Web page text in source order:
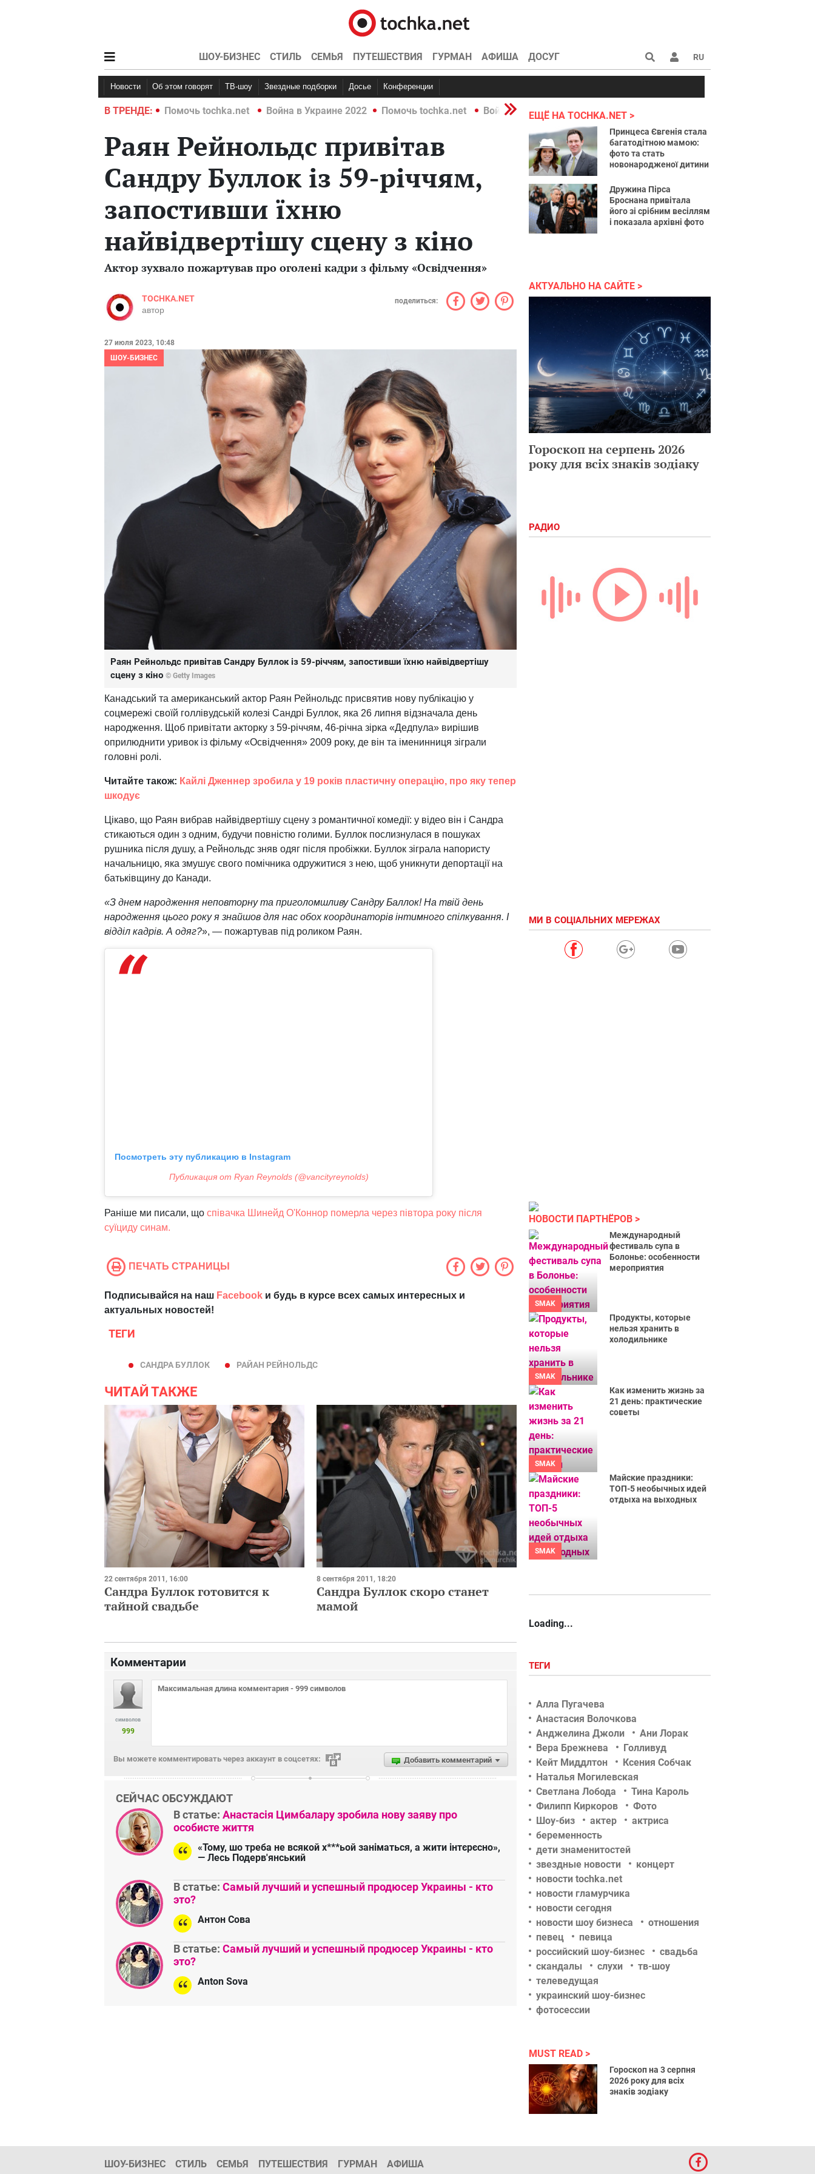
ШОУ-БИЗНЕС СТИЛЬ СЕМЬЯ ПУТЕШЕСТВИЯ ГУРМАН АФИША ДОСУГ RU
Новости Об этом говорят ТВ-шоу Звездные подборки Досье Конференции
В ТРЕНДЕ:
Война в Украине 2022 Помочь tochka.net Война в Украине 2022 Помочь tochka.net Война в Украине 2022
Раян Рейнольдс привітав
Сандру Буллок із 59-річчям,
запостивши їхню
найвідвертішу сцену з кіно
Актор зухвало пожартував про оголені кадри з фільму «Освідчення»
TOCHKA.NET
автор
поделиться:
27 июля 2023, 10:48
ШОУ-БИЗНЕС
Раян Рейнольдс привітав Сандру Буллок із 59-річчям, запостивши їхню найвідвертішу
сцену з кіно © Getty Images
Канадський та американський актор Раян Рейнольдс присвятив нову публікацію у
соцмережі своїй голлівудській колезі Сандрі Буллок, яка 26 липня відзначала день
народження. Щоб привітати акторку з 59-річчям, 46-річна зірка «Дедпула» вирішив
оприлюднити уривок із фільму «Освідчення» 2009 року, де він та іменинниця зіграли
головні ролі.
Читайте також: Кайлі Дженнер зробила у 19 років пластичну операцію, про яку тепер
шкодує
Цікаво, що Раян вибрав найвідвертішу сцену з романтичної комедії: у відео він і Сандра
стикаються один з одним, будучи повністю голими. Буллок послизнулася в пошуках
рушника після душу, а Рейнольдс зняв одяг після пробіжки. Буллок зіграла напористу
начальницю, яка змушує свого помічника одружитися з нею, щоб уникнути депортації на
батьківщину до Канади.
«З днем народження неповторну та приголомшливу Сандру Баллок! На твій день
народження цього року я знайшов для нас обох координаторів інтимного спілкування. І
відділ кадрів. А одяг?», — пожартував під роликом Раян.
Посмотреть эту публикацию в Instagram
Публикация от Ryan Reynolds (@vancityreynolds)
Раніше ми писали, що співачка Шинейд О'Коннор померла через півтора року після
суїциду синам.
ПЕЧАТЬ СТРАНИЦЫ
Подписывайся на наш Facebook и будь в курсе всех самых интересных и
актуальных новостей!
ТЕГИ
САНДРА БУЛЛОК РАЙАН РЕЙНОЛЬДС
ЧИТАЙ ТАКЖЕ
22 сентября 2011, 16:00
Сандра Буллок готовится к
тайной свадьбе
8 сентября 2011, 18:20
Сандра Буллок скоро станет
мамой
Комментарии
символов
999
Добавить комментарий
Вы можете комментировать через аккаунт в соцсетях:
СЕЙЧАС ОБСУЖДАЮТ
В статье: Анастасія Цимбалару зробила нову заяву про
особисте життя
«Тому, шо треба не всякой х***ьой заніматься, а жити інтєрєсно»,
— Лесь Подерв'янський
В статье: Самый лучший и успешный продюсер Украины - кто
это?
Антон Сова
В статье: Самый лучший и успешный продюсер Украины - кто
это?
Anton Sova
ЕЩЁ НА TOCHKA.NET
Принцеса Євгенія стала
багатодітною мамою:
фото та стать
новонародженої дитини
Дружина Пірса
Броснана привітала
його зі срібним весіллям
і показала архівні фото
АКТУАЛЬНО НА САЙТЕ
Гороскоп на серпень 2026
року для всіх знаків зодіаку
РАДИО
МИ В СОЦІАЛЬНИХ МЕРЕЖАХ
НОВОСТИ ПАРТНЁРОВ
SMAK
Международный
фестиваль супа в
Болонье: особенности
мероприятия
SMAK
Продукты, которые
нельзя хранить в
холодильнике
SMAK
Как изменить жизнь за
21 день: практические
советы
SMAK
Майские праздники:
ТОП-5 необычных идей
отдыха на выходных
Loading...
ТЕГИ
Алла Пугачева
Анастасия Волочкова
Анджелина Джоли
Ани Лорак
Вера Брежнева
Голливуд
Кейт Миддлтон
Ксения Собчак
Наталья Могилевская
Светлана Лобода
Тина Кароль
Филипп Киркоров
Фото
Шоу-биз
актер
актриса
беременность
дети знаменитостей
звездные новости
концерт
новости tochka.net
новости гламурчика
новости сегодня
новости шоу бизнеса
отношения
певец
певица
российский шоу-бизнес
свадьба
скандалы
слухи
тв-шоу
телеведущая
украинский шоу-бизнес
фотосессии
MUST READ
Гороскоп на 3 серпня
2026 року для всіх
знаків зодіаку
ШОУ-БИЗНЕС СТИЛЬ СЕМЬЯ ПУТЕШЕСТВИЯ ГУРМАН АФИША